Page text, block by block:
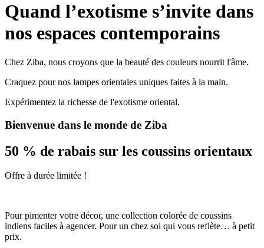
Quand l’exotisme s’invite dans
nos espaces contemporains
Chez Ziba, nous croyons que la beauté des couleurs nourrit l'âme.
Craquez pour nos lampes orientales uniques faites à la main.
Expérimentez la richesse de l'exotisme oriental.
Bienvenue dans le monde de Ziba
50 % de rabais sur les coussins orientaux
Offre à durée limitée !
Pour pimenter votre décor, une collection colorée de coussins
indiens faciles à agencer. Pour un chez soi qui vous reflète… à petit
prix.